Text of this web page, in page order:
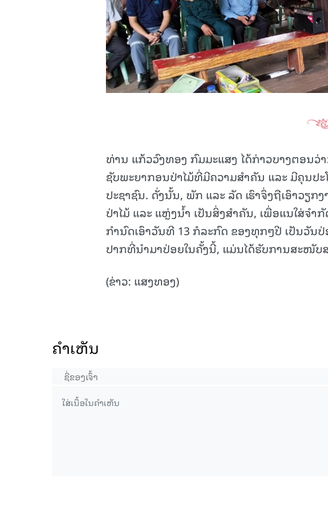
ທ່ານ ແກ້ວວົງທອງ ກົມມະແສງ ໄດ້ກ່າວບາງຕອນ
ຊັບພະຍາກອນປ່າໄມ້ທີ່ມີຄວາມສຳຄັນ ແລະ ມີຄຸນປ
ປະຊາຊົນ. ດັ່ງນັ້ນ, ພັກ ແລະ ລັດ ເຮົາຈຶ່ງຖືເອົາວຽ
ປ່າໄມ້ ແລະ ແຫຼ່ງນ້ຳ ເປັນສິ່ງສຳຄັນ, ເພື່ອແນໃສ່ຈ
ກຳນົດເອົາວັນທີ 13 ກໍລະກົດ ຂອງທຸກໆປີ ເປັນວັນ
ປາກທີ່ນໍາມາປ່ອຍໃນຄັ້ງນີ້, ແມ່ນໄດ້ຮັບການສະໜັ
(ຂ່າວ: ແສງທອງ)
ຄໍາເຫັນ